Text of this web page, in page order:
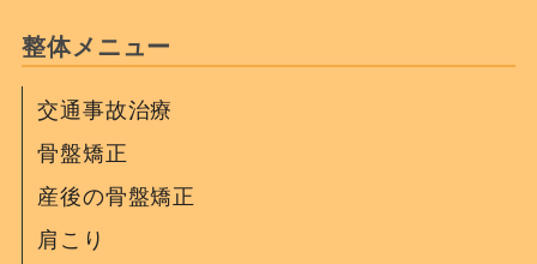
整体メニュー
交通事故治療
骨盤矯正
産後の骨盤矯正
肩こり